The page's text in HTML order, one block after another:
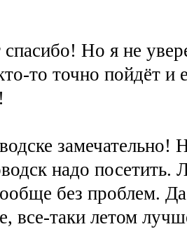
спасибо! Но я не
то точно пойдёт и
надо посетить.
без проблем.
все-таки летом